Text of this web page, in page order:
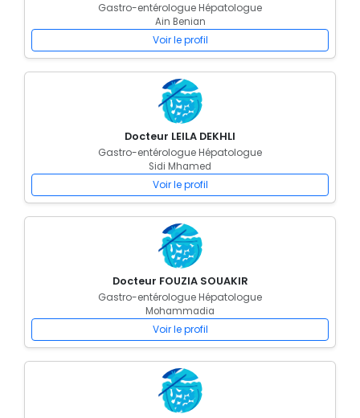
Gastro-entérologue Hépatologue
Ain Benian
Voir le profil
Docteur LEILA DEKHLI
Gastro-entérologue Hépatologue
Sidi Mhamed
Voir le profil
Docteur FOUZIA SOUAKIR
Gastro-entérologue Hépatologue
Mohammadia
Voir le profil